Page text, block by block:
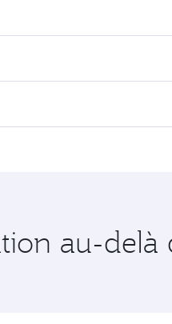
les horaires et la
avec des
opérés par Qatar
au-delà